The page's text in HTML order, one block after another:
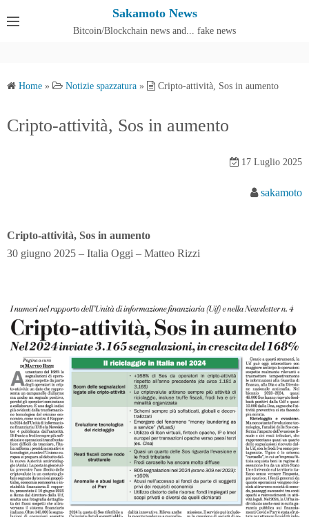
Sakamoto News
Bitcoin/Blockchain news and... fake news
Home » Notizie spazzatura » Cripto-attività, Sos in aumento
Cripto-attività, Sos in aumento
17 Luglio 2025
sakamoto
Cripto-attività, Sos in aumento
30 giugno 2025 – Italia Oggi – Matteo Rizzi